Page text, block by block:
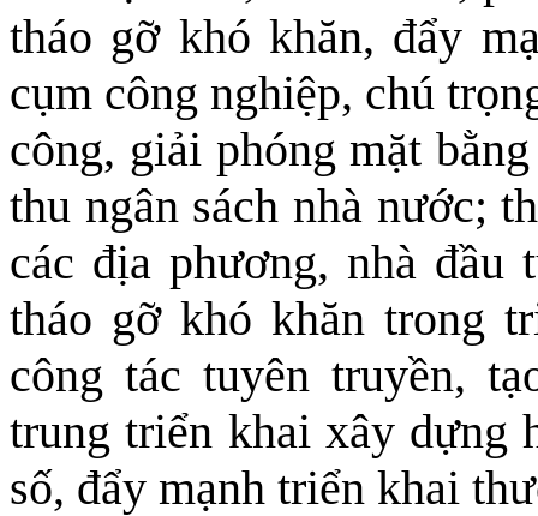
tháo gỡ khó khăn, đẩy
cụm công nghiệp, chú
công, giải phóng mặt
thu ngân sách nhà nước;
các địa phương, nhà đầu
tháo gỡ khó khăn trong
công tác tuyên truyền,
trung triển khai xây dựng
số, đẩy mạnh triển khai